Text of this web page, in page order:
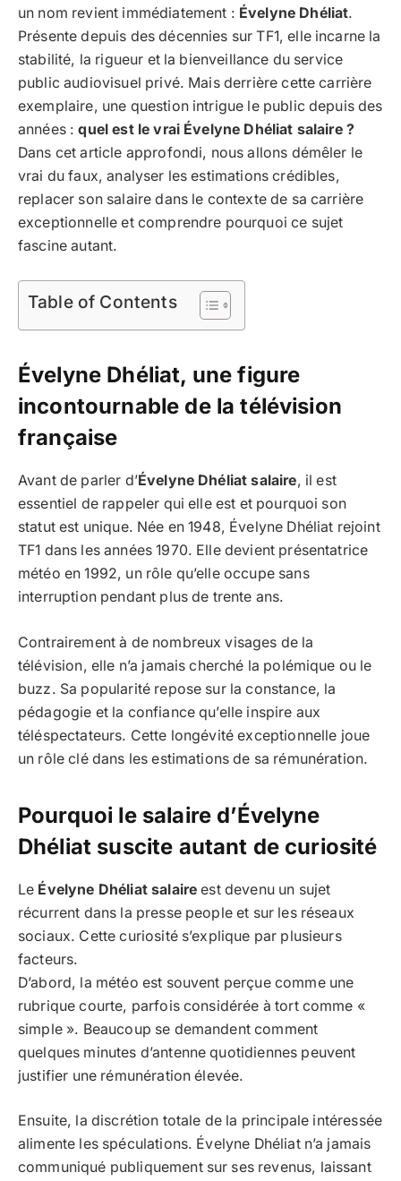
un nom revient immédiatement : Évelyne Dhéliat.
Présente depuis des décennies sur TF1, elle incarne la
stabilité, la rigueur et la bienveillance du service
public audiovisuel privé. Mais derrière cette carrière
exemplaire, une question intrigue le public depuis des
années :quel est le vrai Évelyne Dhéliat salaire ?
Dans cet article approfondi, nous allons démêler le
vrai du faux, analyser les estimations crédibles,
replacer son salaire dans le contexte de sa carrière
exceptionnelle et comprendre pourquoi ce sujet
fascine autant.
Table of Contents
Évelyne Dhéliat, une figure
incontournable de la télévision
française
Avant de parler d’Évelyne Dhéliat salaire, il est
essentiel de rappeler qui elle est et pourquoi son
statut est unique. Née en 1948, Évelyne Dhéliat rejoint
TF1 dans les années 1970. Elle devient présentatrice
météo en 1992, un rôle qu’elle occupe sans
interruption pendant plus de trente ans.
Contrairement à de nombreux visages de la
télévision, elle n’a jamais cherché la polémique ou le
buzz. Sa popularité repose sur la constance, la
pédagogie et la confiance qu’elle inspire aux
téléspectateurs. Cette longévité exceptionnelle joue
un rôle clé dans les estimations de sa rémunération.
Pourquoi le salaire d’Évelyne
Dhéliat suscite autant de curiosité
Le Évelyne Dhéliat salaire est devenu un sujet
récurrent dans la presse people et sur les réseaux
sociaux. Cette curiosité s’explique par plusieurs
facteurs.
D’abord, la météo est souvent perçue comme une
rubrique courte, parfois considérée à tort comme «
simple ». Beaucoup se demandent comment
quelques minutes d’antenne quotidiennes peuvent
justifier une rémunération élevée.
Ensuite, la discrétion totale de la principale intéressée
alimente les spéculations. Évelyne Dhéliat n’a jamais
communiqué publiquement sur ses revenus, laissant